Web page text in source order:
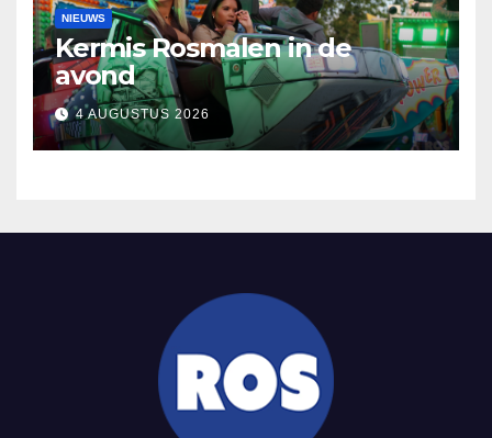
NIEUWS
Kermis Rosmalen in de
avond
4 AUGUSTUS 2026